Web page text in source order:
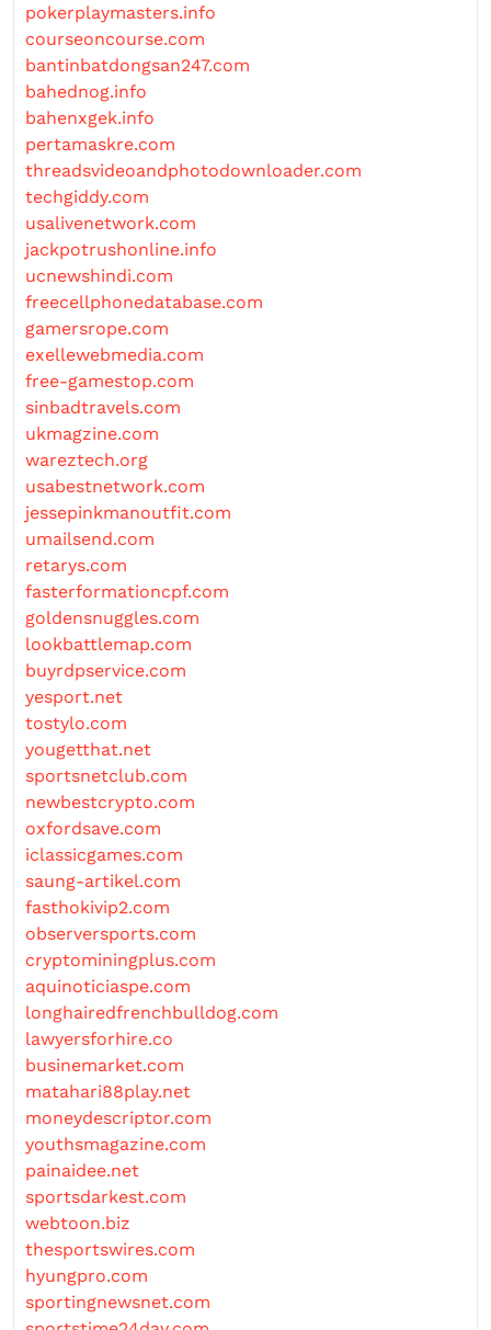
pokerplaymasters.info
courseoncourse.com
bantinbatdongsan247.com
bahednog.info
bahenxgek.info
pertamaskre.com
threadsvideoandphotodownloader.com
techgiddy.com
usalivenetwork.com
jackpotrushonline.info
ucnewshindi.com
freecellphonedatabase.com
gamersrope.com
exellewebmedia.com
free-gamestop.com
sinbadtravels.com
ukmagzine.com
wareztech.org
usabestnetwork.com
jessepinkmanoutfit.com
umailsend.com
retarys.com
fasterformationcpf.com
goldensnuggles.com
lookbattlemap.com
buyrdpservice.com
yesport.net
tostylo.com
yougetthat.net
sportsnetclub.com
newbestcrypto.com
oxfordsave.com
iclassicgames.com
saung-artikel.com
fasthokivip2.com
observersports.com
cryptominingplus.com
aquinoticiaspe.com
longhairedfrenchbulldog.com
lawyersforhire.co
businemarket.com
matahari88play.net
moneydescriptor.com
youthsmagazine.com
painaidee.net
sportsdarkest.com
webtoon.biz
thesportswires.com
hyungpro.com
sportingnewsnet.com